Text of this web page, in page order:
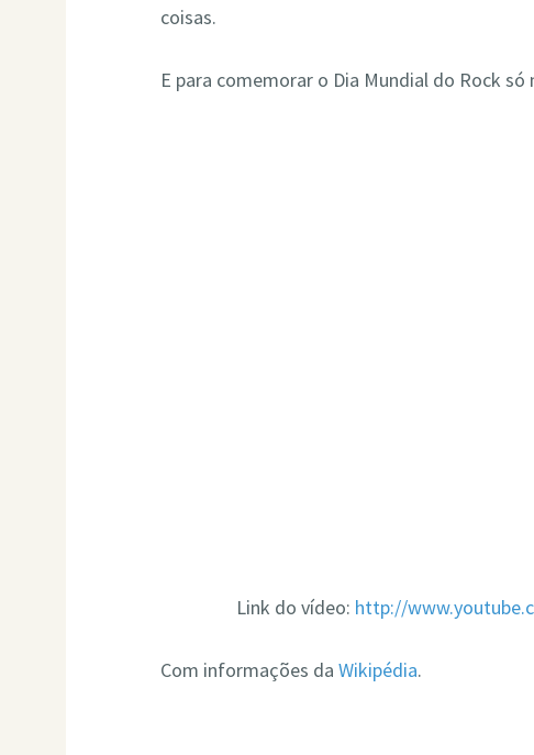
coisas.
E para comemorar o Dia Mundial do Rock
Link do vídeo: http://
Com informações daWikipédia.